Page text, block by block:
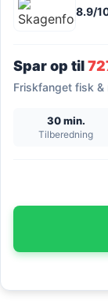
8.9/
Spar op til
Friskfanget fisk &
30 min.
Tilberedning